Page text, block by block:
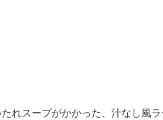
れスープがかかった、汁なし風ラ